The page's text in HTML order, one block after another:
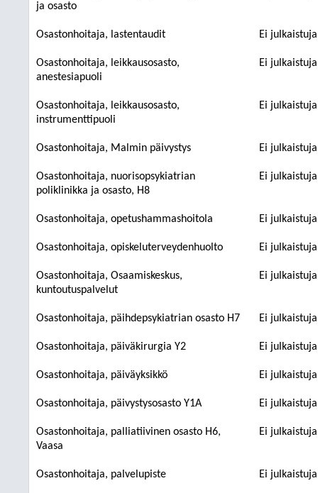
ja osasto
Osastonhoitaja, lastentaudit Ei
Osastonhoitaja, leikkausosasto,
anestesiapuoli
Ei
Osastonhoitaja, leikkausosasto,
instrumenttipuoli
Ei
Osastonhoitaja, Malmin päivystys Ei
Osastonhoitaja, nuorisopsykiatrian
poliklinikka ja osasto, H8
Ei
Osastonhoitaja, opetushammashoitola Ei
Osastonhoitaja, opiskeluterveydenhuolto Ei
Osastonhoitaja, Osaamiskeskus,
kuntoutuspalvelut
Ei
Osastonhoitaja, päihdepsykiatrian osasto H7 Ei
Osastonhoitaja, päiväkirurgia Y2 Ei
Osastonhoitaja, päiväyksikkö Ei
Osastonhoitaja, päivystysosasto Y1A Ei
Osastonhoitaja, palliatiivinen osasto H6,
Vaasa
Ei
Osastonhoitaja, palvelupiste Ei